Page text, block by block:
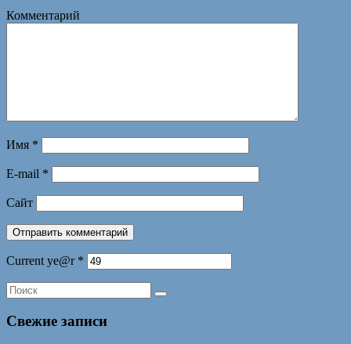
Комментарий
Имя *
E-mail *
Сайт
Current ye@r *
Свежие записи